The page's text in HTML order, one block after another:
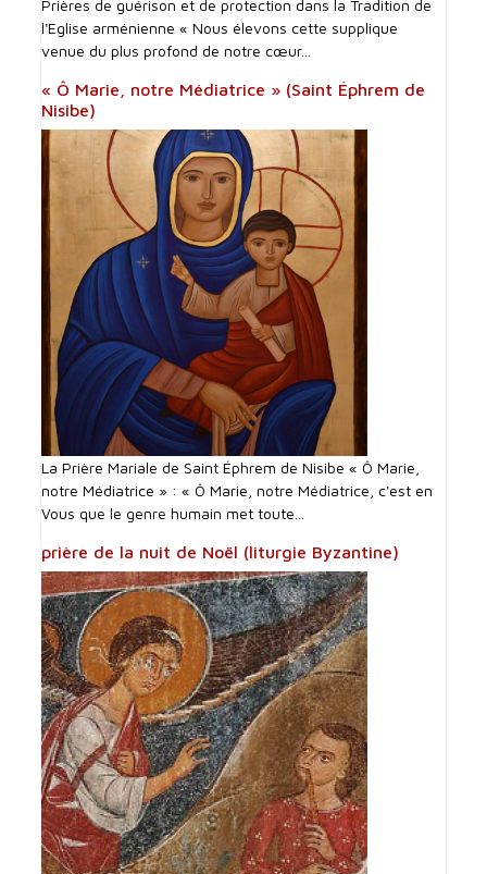
Prières de guérison et de protection dans la Tradition de
l'Eglise arménienne « Nous élevons cette supplique
venue du plus profond de notre cœur...
« Ô Marie, notre Médiatrice » (Saint Éphrem de
Nisibe)
La Prière Mariale de Saint Éphrem de Nisibe « Ô Marie,
notre Médiatrice » : « Ô Marie, notre Médiatrice, c'est en
Vous que le genre humain met toute...
prière de la nuit de Noël (liturgie Byzantine)